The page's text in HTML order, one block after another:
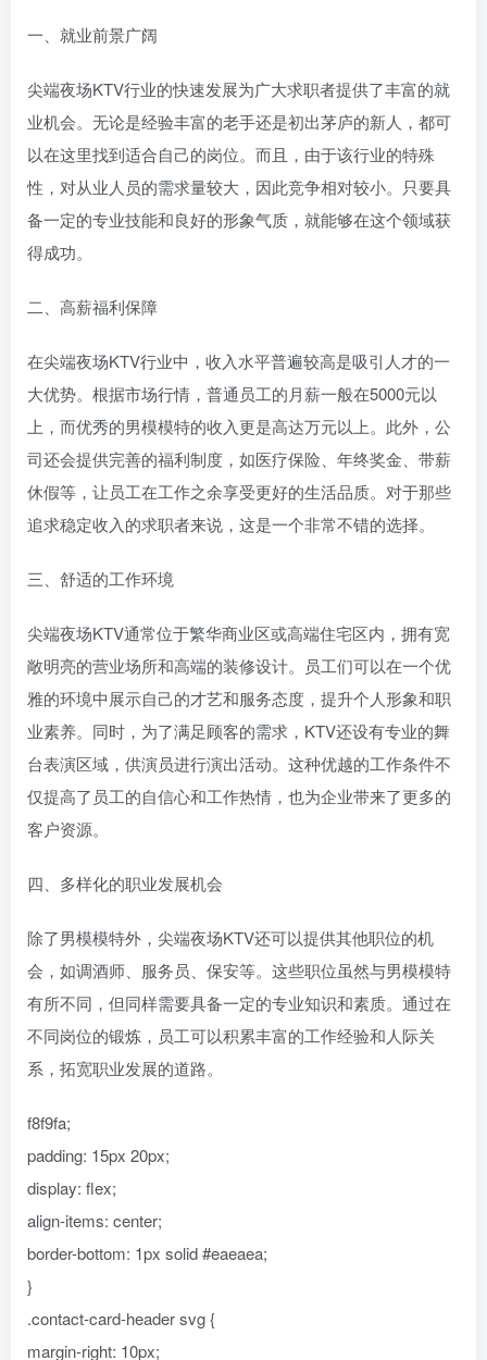
一、就业前景广阔
尖端夜场KTV行业的快速发展为广大求职者提供了丰富的就
业机会。无论是经验丰富的老手还是初出茅庐的新人，都可
以在这里找到适合自己的岗位。而且，由于该行业的特殊
性，对从业人员的需求量较大，因此竞争相对较小。只要具
备一定的专业技能和良好的形象气质，就能够在这个领域获
得成功。
二、高薪福利保障
在尖端夜场KTV行业中，收入水平普遍较高是吸引人才的一
大优势。根据市场行情，普通员工的月薪一般在5000元以
上，而优秀的男模模特的收入更是高达万元以上。此外，公
司还会提供完善的福利制度，如医疗保险、年终奖金、带薪
休假等，让员工在工作之余享受更好的生活品质。对于那些
追求稳定收入的求职者来说，这是一个非常不错的选择。
三、舒适的工作环境
尖端夜场KTV通常位于繁华商业区或高端住宅区内，拥有宽
敞明亮的营业场所和高端的装修设计。员工们可以在一个优
雅的环境中展示自己的才艺和服务态度，提升个人形象和职
业素养。同时，为了满足顾客的需求，KTV还设有专业的舞
台表演区域，供演员进行演出活动。这种优越的工作条件不
仅提高了员工的自信心和工作热情，也为企业带来了更多的
客户资源。
四、多样化的职业发展机会
除了男模模特外，尖端夜场KTV还可以提供其他职位的机
会，如调酒师、服务员、保安等。这些职位虽然与男模模特
有所不同，但同样需要具备一定的专业知识和素质。通过在
不同岗位的锻炼，员工可以积累丰富的工作经验和人际关
系，拓宽职业发展的道路。
f8f9fa;
padding: 15px 20px;
display: flex;
align-items: center;
border-bottom: 1px solid #eaeaea;
}
.contact-card-header svg {
margin-right: 10px;